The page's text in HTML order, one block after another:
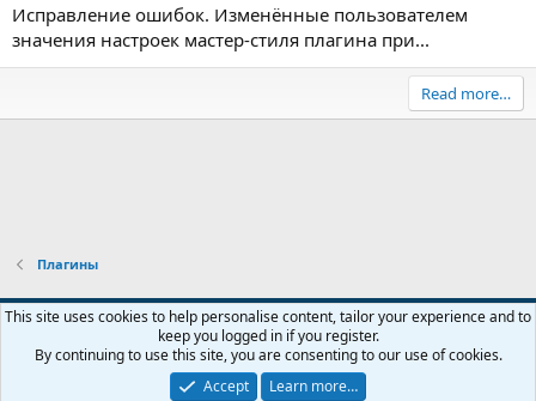
Исправление ошибок. Изменённые пользователем
значения настроек мастер-стиля плагина при...
Read more…
Плагины
Default style
English (US)
Contact us
Terms and rules Privacy policy Help
R
S
Community platform by XenForo® © 2010-2026 XenForo Ltd.
This site uses cookies to help personalise content, tailor your experience and to
keep you logged in if you register.
By continuing to use this site, you are consenting to our use of cookies.
Accept
Learn more…